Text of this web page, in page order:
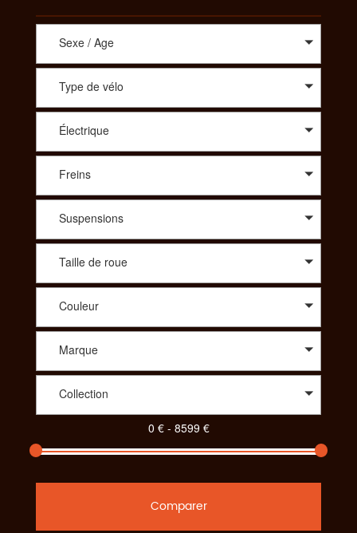
Sexe / Age
Type de vélo
Électrique
Freins
Suspensions
Taille de roue
Couleur
Marque
Collection
Comparer